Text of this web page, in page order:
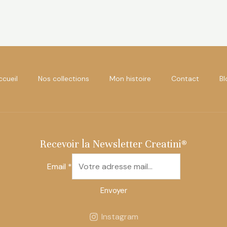
Nos collections Mon histoire Contact
Recevoir la Newsletter Creatini®
Email *
Envoyer
Instagram